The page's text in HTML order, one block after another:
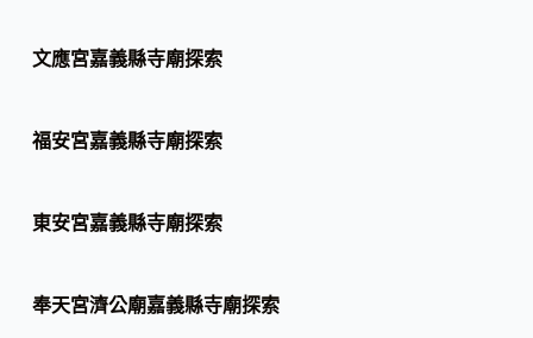
文應宮嘉義縣寺廟探索
福安宮嘉義縣寺廟探索
東安宮嘉義縣寺廟探索
奉天宮濟公廟嘉義縣寺廟探索